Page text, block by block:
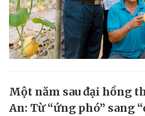
Một năm sau đại hồng
An: Từ “ứng phó” sang